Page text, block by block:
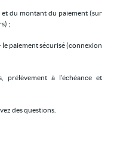
et du montant du paiement (sur
;
le paiement sécurisé (connexion
prélèvement à l’échéance et
des questions.